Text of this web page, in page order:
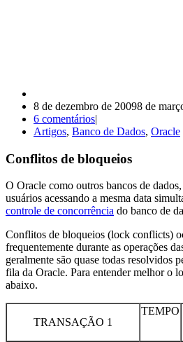
8 de dezembro de 20098 de
6 comentários
Artigos, Banco de Dados, Oracle
Conflitos de bloqueios
O Oracle como outros bancos de
usuários acessando a mesma data
controle de concorrência do banco de
Conflitos de bloqueios (lock conflicts)
frequentemente durante as operações
geralmente são quase todas resolvidos
fila da Oracle. Para entender melhor o
abaixo.
TRANSAÇÃO 1
TEMPO